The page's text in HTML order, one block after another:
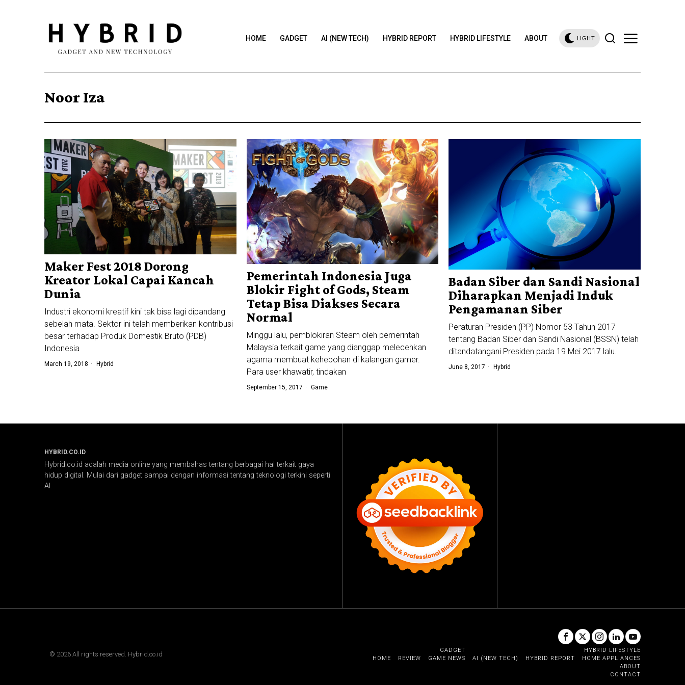
HOME GADGET AI (NEW TECH) HYBRID REPORT HYBRID LIFESTYLE ABOUT LIGHT
Noor Iza
Maker Fest 2018 Dorong
Kreator Lokal Capai Kancah
Dunia
Industri ekonomi kreatif kini tak bisa lagi dipandang
sebelah mata. Sektor ini telah memberikan kontribusi
besar terhadap Produk Domestik Bruto (PDB)
Indonesia
March 19, 2018 Hybrid
Pemerintah Indonesia Juga
Blokir Fight of Gods, Steam
Tetap Bisa Diakses Secara
Normal
Minggu lalu, pemblokiran Steam oleh pemerintah
Malaysia terkait game yang dianggap melecehkan
agama membuat kehebohan di kalangan gamer.
Para user khawatir, tindakan
September 15, 2017 Game
Badan Siber dan Sandi Nasional
Diharapkan Menjadi Induk
Pengamanan Siber
Peraturan Presiden (PP) Nomor 53 Tahun 2017
tentang Badan Siber dan Sandi Nasional (BSSN) telah
ditandatangani Presiden pada 19 Mei 2017 lalu.
June 8, 2017 Hybrid
HYBRID.CO.ID
Hybrid.co.id adalah media online yang membahas tentang berbagai hal terkait gaya
hidup digital. Mulai dari gadget sampai dengan informasi tentang teknologi terkini seperti
AI.
© 2026 All rights reserved. Hybrid.co.id
HOME
GADGET
REVIEW
GAME NEWS AI (NEW TECH) HYBRID REPORT
HYBRID LIFESTYLE
HOME APPLIANCES
ABOUT
CONTACT